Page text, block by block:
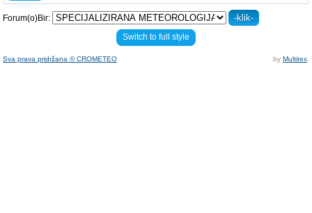
Forum(o)Bir:
Switch to full style
Sva prava pridržana © CROMETEO by Multitex